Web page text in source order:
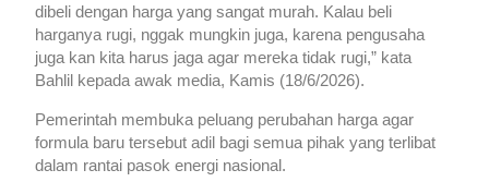
dibeli dengan harga yang sangat murah. Kalau beli
harganya rugi, nggak mungkin juga, karena pengusaha
juga kan kita harus jaga agar mereka tidak rugi,” kata
Bahlil kepada awak media, Kamis (18/6/2026).
Pemerintah membuka peluang perubahan harga agar
formula baru tersebut adil bagi semua pihak yang terlibat
dalam rantai pasok energi nasional.